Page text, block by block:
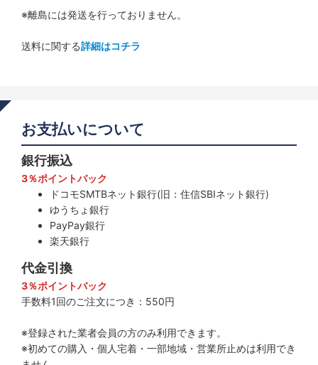
※離島には発送を行っておりません。
送料に関する詳細はコチラ
お支払いについて
銀行振込
3％ポイントバック
ドコモSMTBネット銀行(旧：住信SBIネット銀行)
ゆうちょ銀行
PayPay銀行
楽天銀行
代金引換
3％ポイントバック
手数料1回のご注文につき：550円
※登録された業者会員の方のみ利用できます。
※初めての購入・個人宅着・一部地域・営業所止めは利用でき